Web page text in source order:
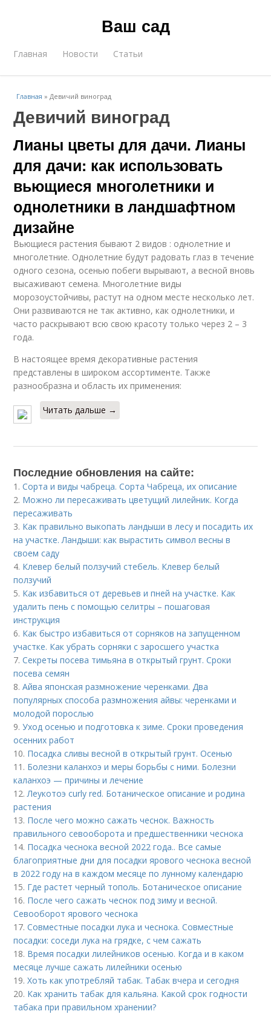
Ваш сад
Главная Новости Статьи
Главная »Девичий виноград
Девичий виноград
Лианы цветы для дачи. Лианы
для дачи: как использовать
вьющиеся многолетники и
однолетники в ландшафтном
дизайне
Вьющиеся растения бывают 2 видов : однолетние и
многолетние. Однолетние будут радовать глаз в течение
одного сезона, осенью побеги вырывают, а весной вновь
высаживают семена. Многолетние виды
морозоустойчивы, растут на одном месте несколько лет.
Они развиваются не так активно, как однолетники, и
часто раскрывают всю свою красоту только через 2 – 3
года.
В настоящее время декоративные растения
представлены в широком ассортименте. Также
разнообразна и область их применения:
Читать дальше →
Последние обновления на сайте:
1.Сорта и виды чабреца. Сорта Чабреца, их описание
2. Можно ли пересаживать цветущий лилейник. Когда
пересаживать
3. Как правильно выкопать ландыши в лесу и посадить их
на участке. Ландыши: как вырастить символ весны в
своем саду
4. Клевер белый ползучий стебель. Клевер белый
ползучий
5. Как избавиться от деревьев и пней на участке. Как
удалить пень с помощью селитры – пошаговая
инструкция
6. Как быстро избавиться от сорняков на запущенном
участке. Как убрать сорняки с заросшего участка
7.Секреты посева тимьяна в открытый грунт. Сроки
посева семян
8.Айва японская размножение черенками. Два
популярных способа размножения айвы: черенками и
молодой порослью
9.Уход осенью и подготовка к зиме. Сроки проведения
осенних работ
10. Посадка сливы весной в открытый грунт. Осенью
11. Болезни каланхоэ и меры борьбы с ними. Болезни
каланхоэ — причины и лечение
12.Леукотоэ curly red. Ботаническое описание и родина
растения
13. После чего можно сажать чеснок. Важность
правильного севооборота и предшественники чеснока
14. Посадка чеснока весной 2022 года.. Все самые
благоприятные дни для посадки ярового чеснока весной
в 2022 году на в каждом месяце по лунному календарю
15. Где растет черный тополь. Ботаническое описание
16. После чего сажать чеснок под зиму и весной.
Севооборот ярового чеснока
17.Совместные посадки лука и чеснока. Совместные
посадки: соседи лука на грядке, с чем сажать
18. Время посадки лилейников осенью. Когда и в каком
месяце лучше сажать лилейники осенью
19.Хоть как употребляй табак. Табак вчера и сегодня
20. Как хранить табак для кальяна. Какой срок годности
табака при правильном хранении?